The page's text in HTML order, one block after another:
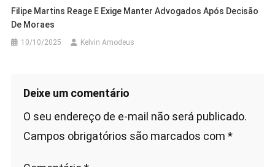
Filipe Martins Reage E Exige Manter Advogados Após Decisão
De Moraes
10/10/2025 Kelvin Amodeus
Deixe um comentário
O seu endereço de e-mail não será publicado.
Campos obrigatórios são marcados com *